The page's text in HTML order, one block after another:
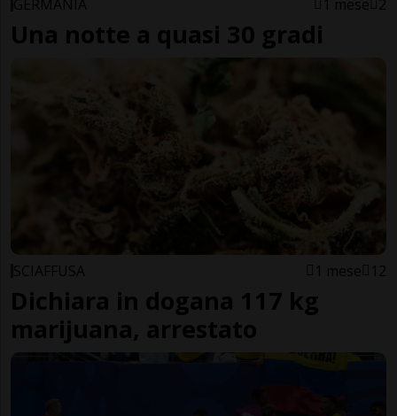
GERMANIA 1 mese 2
Una notte a quasi 30 gradi
SCIAFFUSA 1 mese 12
Dichiara in dogana 117 kg
marijuana, arrestato